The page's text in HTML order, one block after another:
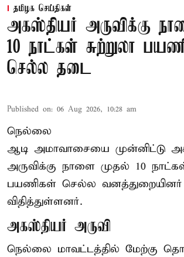
தமிழக செய்திகள்
அகஸ்தியர் அருவிக்கு
10 நாட்கள் சுற்றுலா
செல்ல தடை
Published on: 06 Aug 2026, 10:28 am
நெல்லை
ஆடி அமாவாசையை முன்னிட்டு
அருவிக்கு நாளை முதல் 10
பயணிகள் செல்ல
விதித்துள்ளனர்.
அகஸ்தியர் அருவி
நெல்லை மாவட்டத்தில் மேற்கு